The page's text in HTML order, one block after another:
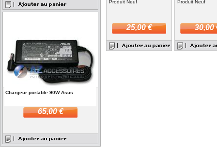
Chargeur portable 90W Asus
65,00 €
Produit Neuf
25,00 €
Produit Neuf
30,00